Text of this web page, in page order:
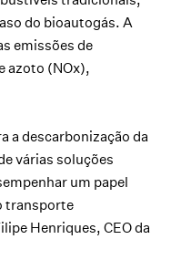
do bioautogás. A
emissões de
azoto (NOx),
a descarbonização da
várias soluções
um papel
transporte
Henriques, CEO da